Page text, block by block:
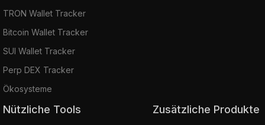
TRON Wallet Tracker
Bitcoin Wallet Tracker
SUI Wallet Tracker
Perp DEX Tracker
Ökosysteme
Nützliche Tools Zusätzliche Produkte